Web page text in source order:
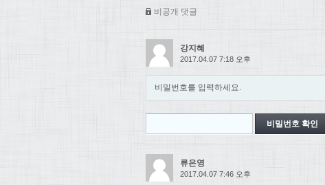
비공개 댓글
강지혜
2017.04.07 7:18 오후
비밀번호를 입력하세요.
류은영
2017.04.07 7:46 오후